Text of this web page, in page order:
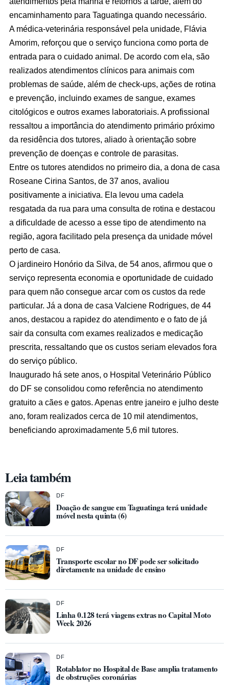
encaminhamento para Taguatinga quando necessário.
A médica-veterinária responsável pela unidade, Flávia
Amorim, reforçou que o serviço funciona como porta de
entrada para o cuidado animal. De acordo com ela, são
realizados atendimentos clínicos para animais com
problemas de saúde, além de check-ups, ações de rotina
e prevenção, incluindo exames de sangue, exames
citológicos e outros exames laboratoriais. A profissional
ressaltou a importância do atendimento primário próximo
da residência dos tutores, aliado à orientação sobre
prevenção de doenças e controle de parasitas.
Entre os tutores atendidos no primeiro dia, a dona de casa
Roseane Cirina Santos, de 37 anos, avaliou
positivamente a iniciativa. Ela levou uma cadela
resgatada da rua para uma consulta de rotina e destacou
a dificuldade de acesso a esse tipo de atendimento na
região, agora facilitado pela presença da unidade móvel
perto de casa.
O jardineiro Honório da Silva, de 54 anos, afirmou que o
serviço representa economia e oportunidade de cuidado
para quem não consegue arcar com os custos da rede
particular. Já a dona de casa Valciene Rodrigues, de 44
anos, destacou a rapidez do atendimento e o fato de já
sair da consulta com exames realizados e medicação
prescrita, ressaltando que os custos seriam elevados fora
do serviço público.
Inaugurado há sete anos, o Hospital Veterinário Público
do DF se consolidou como referência no atendimento
gratuito a cães e gatos. Apenas entre janeiro e julho deste
ano, foram realizados cerca de 10 mil atendimentos,
beneficiando aproximadamente 5,6 mil tutores.
Leia também
DF
Doação de sangue em Taguatinga terá unidade
móvel nesta quinta (6)
DF
Transporte escolar no DF pode ser solicitado
diretamente na unidade de ensino
DF
Linha 0.128 terá viagens extras no Capital Moto
Week 2026
DF
Rotablator no Hospital de Base amplia tratamento
de obstruções coronárias